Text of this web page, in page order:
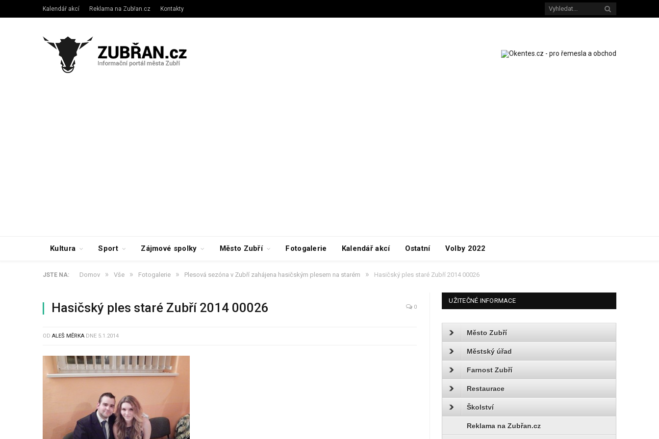
Kalendář akcí Reklama na Zubřan.cz Kontakty
Kultura Sport Zájmové spolky Město Zubří Fotogalerie Kalendář akcí Ostatní Volby 2022
JSTE NA: Domov » Vše » Fotogalerie » Plesová sezóna v Zubří zahájena hasičským plesem na starém » Hasičský ples staré Zubří 2014 00026
Hasičský ples staré Zubří 2014 00026 0
OD ALEŠ MĚRKA DNE 5.1.2014
UŽITEČNÉ INFORMACE
Město Zubří
Městský úřad
Farnost Zubří
Restaurace
Školství
Reklama na Zubřan.cz